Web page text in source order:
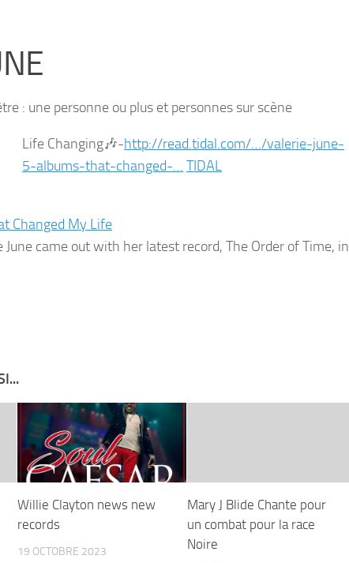
Life Changing🎶-‪http://read.tidal.com/…/valerie-june-
5-albums-that-changed-… TIDAL
Changed My Life
came out with her latest record, The Order of Time, in
Willie Clayton news new
records
19 OCTOBRE 2023
Mary J Blide Chante pour
un combat pour la race
Noire